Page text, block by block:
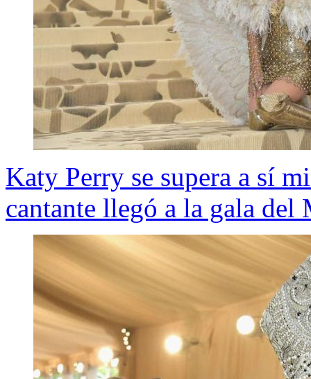
Katy Perry se supera a sí
cantante llegó a la gala del